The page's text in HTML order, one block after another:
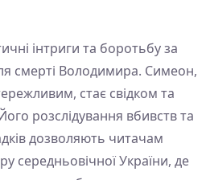
інтриги та боротьбу за
смерті Володимира. Симеон,
стає свідком та
розслідування вбивств та
дозволяють читачам
середньовічної України, де